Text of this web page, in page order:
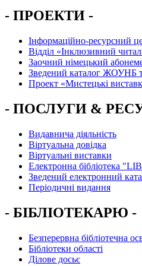
- ПРОЕКТИ -
Інформаційно-ресурсний
Вiддiл «Інклюзивний
Заочний німецький
Зведений каталог ЖОУНБ
Проект «Мистецькі
- ПОСЛУГИ &
Видавнича діяльність
Віртуальна довідка
Віртуальні виставки
Електронна бібліотека
Зведений електронний
Періодичні видання
- БІБЛІОТЕКАРЮ -
Безперервна бібліотечна
Бібліотеки області
Ділове досьє